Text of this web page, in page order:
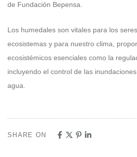
de Fundación Bepensa.
Los humedales son vitales para los
ecosistemas y para nuestro clima,
ecosistémicos esenciales como la
incluyendo el control de las
agua.
SHARE ON